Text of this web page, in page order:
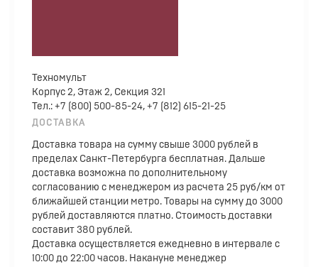
Техномульт
Корпус 2, Этаж 2, Секция 321
Тел.: +7 (800) 500-85-24, +7 (812) 615-21-25
ДОСТАВКА
Доставка товара на сумму свыше 3000 рублей в
пределах Санкт-Петербурга бесплатная. Дальше
доставка возможна по дополнительному
согласованию с менеджером из расчета 25 руб/км от
ближайшей станции метро. Товары на сумму до 3000
рублей доставляются платно. Стоимость доставки
составит 380 рублей.
Доставка осуществляется ежедневно в интервале с
10:00 до 22:00 часов. Накануне менеджер